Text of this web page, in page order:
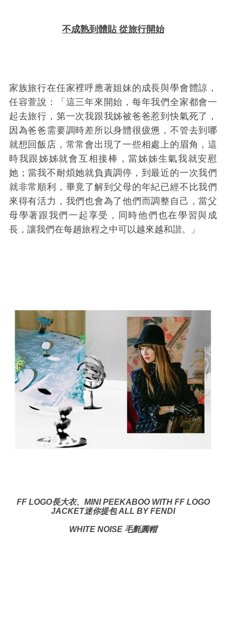
不成熟到體貼 從旅行開始
家族旅行在任家裡呼應著姐妹的成長與學會體諒，
任容萱說：「這三年來開始，每年我們全家都會一
起去旅行，第一次我跟我姊被爸爸惹到快氣死了，
因為爸爸需要調時差所以身體很疲憊，不管去到哪
就想回飯店，常常會出現了一些相處上的眉角，這
時我跟姊姊就會互相接棒，當姊姊生氣我就安慰
她；當我不耐煩她就負責調停，到最近的一次我們
就非常順利，畢竟了解到父母的年紀已經不比我們
來得有活力，我們也會為了他們而調整自己，當父
母學著跟我們一起享受，同時他們也在學習與成
長，讓我們在每趟旅程之中可以越來越和諧。」
FF LOGO長大衣、 MINI PEEKABOO WITH FF LOGO
JACKET迷你提包ALL BY FENDI
WHITE NOISE 毛氈圓帽